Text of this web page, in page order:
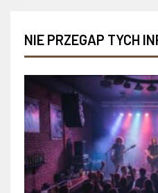
NIE PRZEGAP TYCH